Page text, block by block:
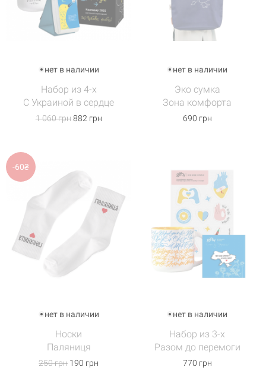
нет в наличии
Набор из 4-х
С Украиной в сердце
1 060 грн882 грн
нет в наличии
Эко сумка
Зона комфорта
690 грн
-60₴
нет в наличии
Носки
Паляниця
250 грн 190 грн
нет в наличии
Набор из 3-х
Разом до перемоги
770 грн